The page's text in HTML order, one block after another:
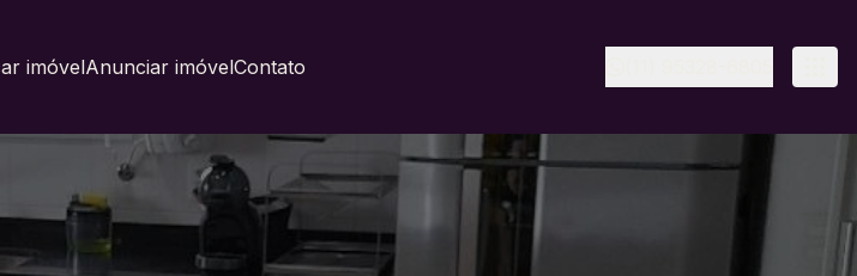
imóvelAnunciar imóvelContato